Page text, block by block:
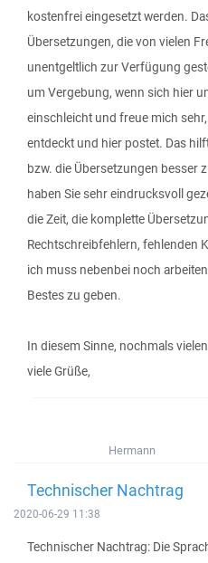
kostenfrei eingesetzt werden.
Übersetzungen, die von vielen
unentgeltlich zur Verfügung
um Vergebung, wenn sich hier
einschleicht und freue mich
entdeckt und hier postet. Das
bzw. die Übersetzungen besser
haben Sie sehr eindrucksvoll
die Zeit, die komplette
Rechtschreibfehlern, fehlenden
ich muss nebenbei noch
Bestes zu geben.
In diesem Sinne, nochmals
viele Grüße,
Hermann
Technischer Nachtrag
2020-06-29 11:38
Technischer Nachtrag: Die